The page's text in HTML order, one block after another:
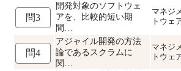
問3
開発対象のソフトウェ
アを、比較的短い期
間…
マネジ
トウェ
問4
アジャイル開発の方法
論であるスクラムに
関…
マネジ
トウェ